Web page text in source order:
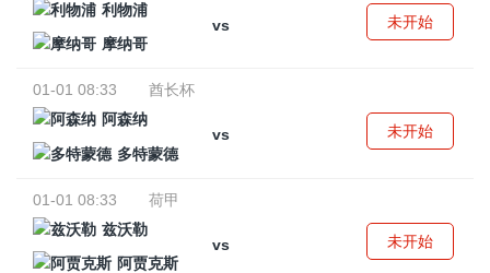
利物浦
vs
摩纳哥
未开始
01-01 08:33
酋长杯
阿森纳
vs
多特蒙德
未开始
01-01 08:33
荷甲
兹沃勒
vs
阿贾克斯
未开始